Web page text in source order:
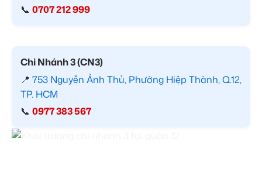
📞 0707 212 999
Chi Nhánh 3 (CN3)
📍 753 Nguyễn Ảnh Thủ, Phường Hiệp Thành, Q.12,
TP. HCM
📞 0977 383 567